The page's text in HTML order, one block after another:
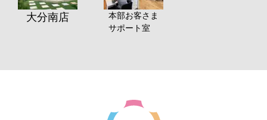
大分南店
本部お客さま
サポート室